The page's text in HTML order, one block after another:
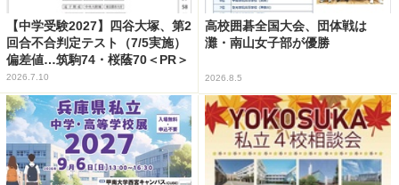
【中学受験2027】四谷大塚、第2
回合不合判定テスト（7/5実施）
偏差値…筑駒74・桜蔭70＜PR＞
2026.7.10
高校囲碁全国大会、団体戦は
灘・南山女子部が優勝
2026.8.5